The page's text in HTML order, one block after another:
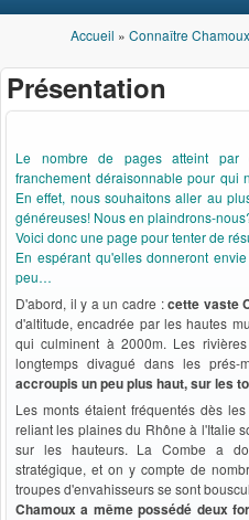
Vous êtes ici
Accueil » Connaître Chamoux
Présentation
Le nombre de pages atteint par
franchement déraisonnable pour qui
En effet, nous souhaitons aller au
généreuses! Nous en plaindrons-
Voici donc une page pour tenter de
En espérant qu'elles donneront
peu…
D'abord, il y a un cadre :cette vaste
d'altitude, encadrée par les hautes
qui culminent à 2000m. Les
longtemps divagué dans les prés-
accroupis un peu plus haut, sur les
Les monts étaient fréquentés dès
reliant les plaines du Rhône à l'Italie
sur les hauteurs. La Combe a
stratégique, et on y compte de
troupes d'envahisseurs se sont
Chamoux a même possédé deux